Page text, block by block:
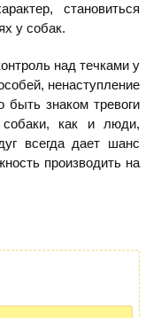
становиться
у собак.
над течками у
ненаступление
быть знаком тревоги
собаки, как и люди,
всегда дает шанс
производить на